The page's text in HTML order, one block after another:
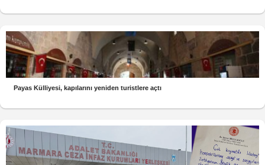
Payas Külliyesi, kapılarını yeniden turistlere açtı